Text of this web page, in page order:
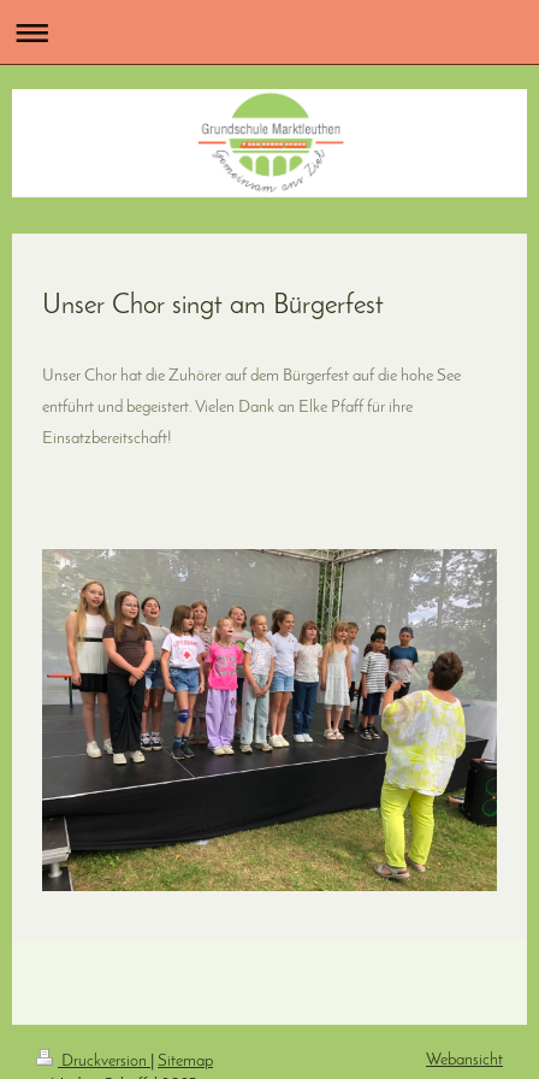
Unser Chor singt am Bürgerfest
Unser Chor hat die Zuhörer auf dem Bürgerfest auf die hohe See
entführt und begeistert. Vielen Dank an Elke Pfaff für ihre
Einsatzbereitschaft!
Druckversion
Sitemap
Webansicht